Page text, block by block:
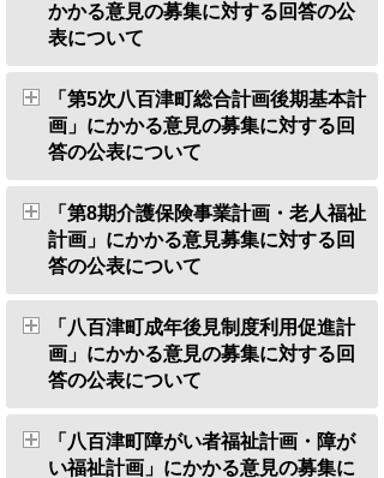
かかる意見の募集に対する回答の公
表について
「第5次八百津町総合計画後期基本計
画」にかかる意見の募集に対する回
答の公表について
「第8期介護保険事業計画・老人福祉
計画」にかかる意見募集に対する回
答の公表について
「八百津町成年後見制度利用促進計
画」にかかる意見の募集に対する回
答の公表について
「八百津町障がい者福祉計画・障が
い福祉計画」にかかる意見の募集に